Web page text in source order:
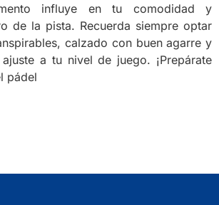
influye en tu comodidad y
de la pista. Recuerda siempre optar
calzado con buen agarre y
a tu nivel de juego. ¡Prepárate
pádel